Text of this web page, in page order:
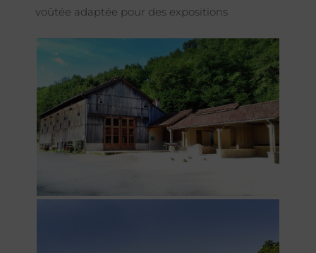
voûtée adaptée pour des expositions